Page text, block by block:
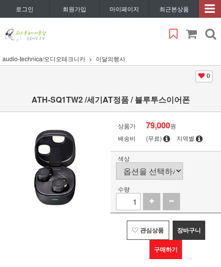
로그인 회원가입 마이페이지 최근본상품
audio-technica/오디오테크니카 이달의행사
0
ATH-SQ1TW2 /세기AT정품 / 블루투스이어폰
상품가 79,000원
배송비
(무료) 지역별
색상
수량
관심상품 장바구니
구매하기